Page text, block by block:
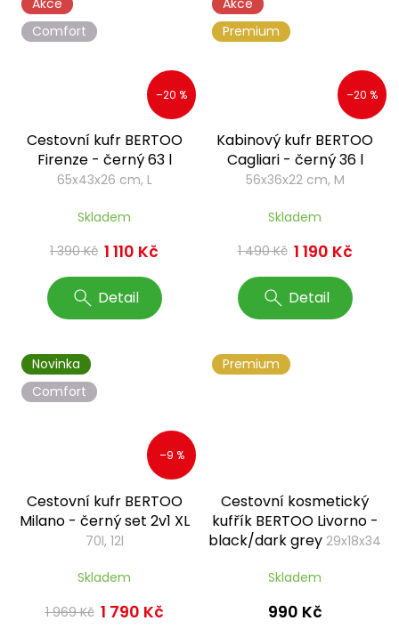
Comfort
–20 %
Cestovní kufr BERTOO
Firenze - černý 63 l
65x43x26 cm, L
Skladem
1 390 Kč 1 110 Kč
Detail
Premium
–20 %
Kabinový kufr BERTOO
Cagliari - černý 36 l
56x36x22 cm, M
Skladem
1 490 Kč 1 190 Kč
Detail
Novinka
Comfort
–9 %
Cestovní kufr BERTOO
Milano - černý set 2v1 XL
70l, 12l
Skladem
1 969 Kč 1 790 Kč
Premium
Cestovní kosmetický
kufřík BERTOO Livorno -
black/dark grey 29x18x34
Skladem
990 Kč